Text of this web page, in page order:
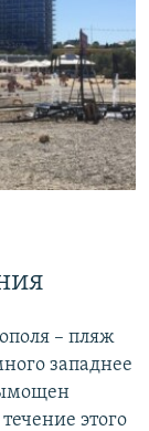
– пляж
западнее
этого